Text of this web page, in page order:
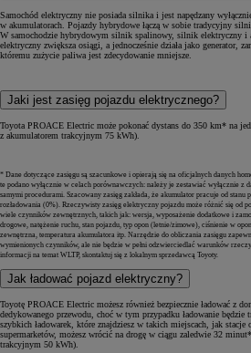
Toyota Professional to Twój partner w biznesie. Wybieraj pojazdy
Gwarancja mobilności
Gwarancja PRO
Spokój ducha
Utrzymuj swoją Toyotę w idealnym stanie przez lata
Nasze usługi serwisowe sprawią, że jazda Toyotą zawsze będzie
Szeroki zakres kompleksowych usług
Oferujemy szeroki zakres usług w przystępnej cenie, które
Jakość na poziomie Toyoty
Samochód elektryczny nie posiada silnika i jest napędzany
w akumulatorach. Pojazdy hybrydowe łączą w sobie tradycyjny
W samochodzie hybrydowym silnik spalinowy, silnik elektryczny i
elektryczny zwiększa osiągi, a jednocześnie działa jako generator,
któremu zużycie paliwa jest zdecydowanie mniejsze.
Jaki jest zasięg pojazdu elektrycznego?
Toyota PROACE Electric może pokonać dystans do 350 km* na
z akumulatorem trakcyjnym 75 kWh).
* Dane dotyczące zasięgu są szacunkowe i opierają się na oficjalnych danych
te podano wyłącznie w celach porównawczych: należy je zestawiać wyłącznie z
samymi procedurami. Szacowany zasięg zakłada, że akumulator pracuje od stanu
rozładowania (0%). Rzeczywisty zasięg elektryczny pojazdu może różnić się od
wiele czynników zewnętrznych, takich jak: wersja, wyposażenie dodatkowe i
drogowe, natężenie ruchu, stan pojazdu, typ opon (letnie/zimowe), ciśnienie w
zewnętrzna, temperatura akumulatora itp. Narzędzie do obliczania zasięgu
wymienionych czynników, ale nie będzie w pełni odzwierciedlać warunków
informacji na temat WLTP, skontaktuj się z lokalnym sprzedawcą Toyoty.
Jak ładować pojazd elektryczny?
Toyotę PROACE Electric możesz również bezpiecznie ładować z
dedykowanego przewodu, choć w tym przypadku ładowanie będzie
szybkich ładowarek, które znajdziesz w takich miejscach, jak stacje
supermarketów, możesz wrócić na drogę w ciągu zaledwie 32
trakcyjnym 50 kWh).